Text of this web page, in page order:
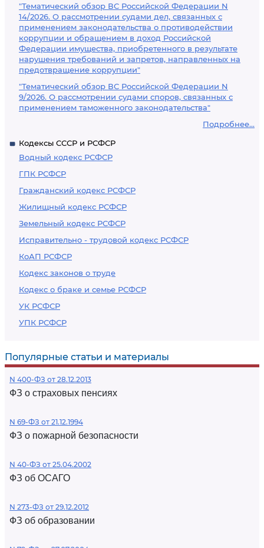
"Тематический обзор ВС Российской Федерации N
14/2026. О рассмотрении судами дел, связанных с
применением законодательства о противодействии
коррупции и обращением в доход Российской
Федерации имущества, приобретенного в результате
нарушения требований и запретов, направленных на
предотвращение коррупции"
"Тематический обзор ВС Российской Федерации N
9/2026. О рассмотрении судами споров, связанных с
применением таможенного законодательства"
Подробнее...
Кодексы СССР и РСФСР
Водный кодекс РСФСР
ГПК РСФСР
Гражданский кодекс РСФСР
Жилищный кодекс РСФСР
Земельный кодекс РСФСР
Исправительно - трудовой кодекс РСФСР
КоАП РСФСР
Кодекс законов о труде
Кодекс о браке и семье РСФСР
УК РСФСР
УПК РСФСР
Популярные статьи и материалы
N 400-ФЗ от 28.12.2013
ФЗ о страховых пенсиях
N 69-ФЗ от 21.12.1994
ФЗ о пожарной безопасности
N 40-ФЗ от 25.04.2002
ФЗ об ОСАГО
N 273-ФЗ от 29.12.2012
ФЗ об образовании